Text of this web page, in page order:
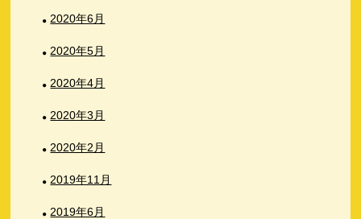
2020年6月
2020年5月
2020年4月
2020年3月
2020年2月
2019年11月
2019年6月